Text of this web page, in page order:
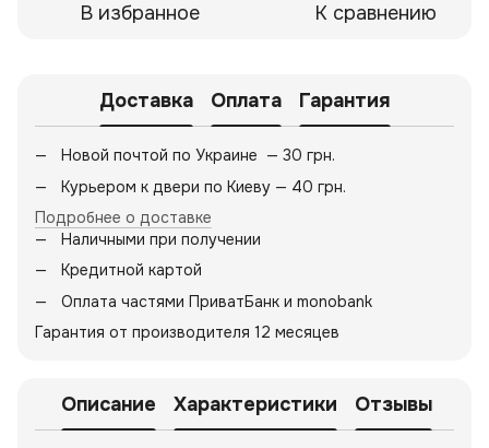
В избранное К сравнению
Доставка Оплата Гарантия
Новой почтой по Украине — 30 грн.
Курьером к двери по Киеву — 40 грн.
Подробнее о доставке
Наличными при получении
Кредитной картой
Оплата частями ПриватБанк и monobank
Гарантия от производителя 12 месяцев
Описание Характеристики Отзывы